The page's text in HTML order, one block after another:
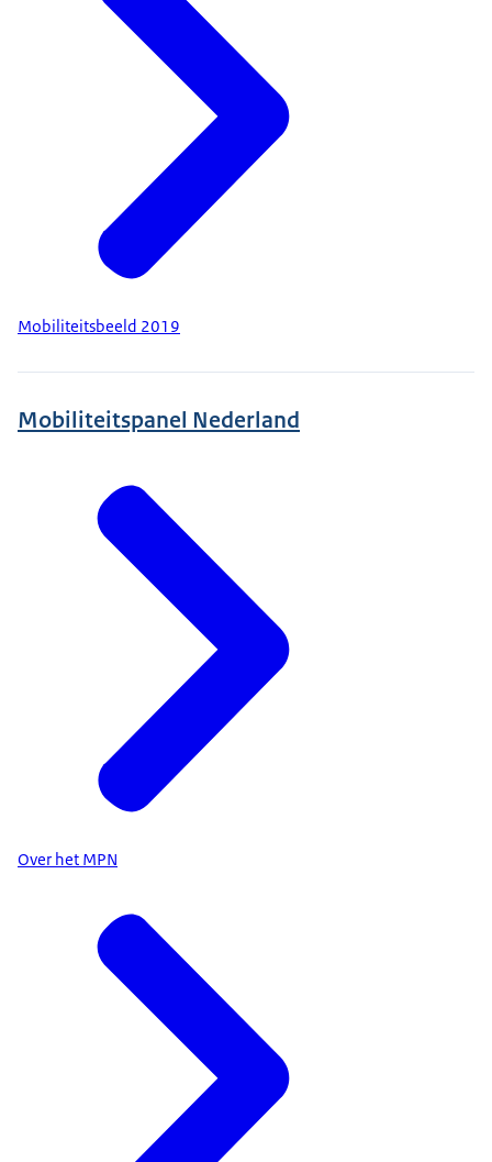
Mobiliteitsbeeld 2019
Mobiliteitspanel Nederland
Over het MPN